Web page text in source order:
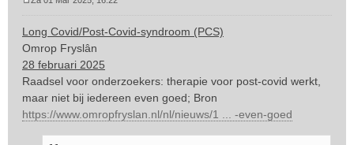
r
i
c
h
t
Long Covid/Post-Covid-syndroom (PCS)
Omrop Fryslân
28 februari 2025
Raadsel voor onderzoekers: therapie voor post-covid werkt,
maar niet bij iedereen even goed; Bron
https://www.omropfryslan.nl/nl/nieuws/1 ... -even-goed